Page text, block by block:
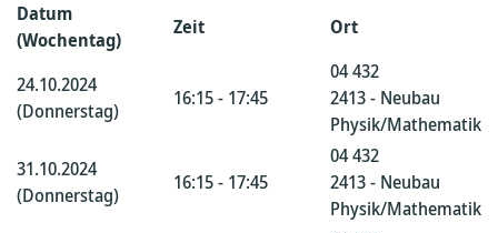
Datum
(Wochentag)
Zeit Ort
24.10.2024
(Donnerstag)
16:15 - 17:45
04 432
2413 - Neubau
Physik/Mathematik
31.10.2024
(Donnerstag)
16:15 - 17:45
04 432
2413 - Neubau
Physik/Mathematik